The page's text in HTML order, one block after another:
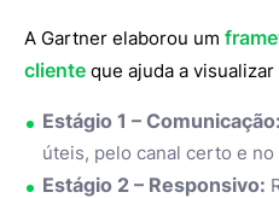
A Gartner elaborou um
cliente que ajuda a
Estágio 1 – Comunicação:
úteis, pelo canal certo e
Estágio 2 – Responsivo: